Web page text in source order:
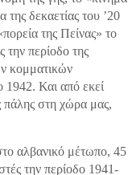
δεκαετίας του ’20
της Πείνας» το
την περίοδο της
κομματικών
1942. Και από εκεί
πάλης στη χώρα μας,
αλβανικό μέτωπο, 45
την περίοδο 1941-